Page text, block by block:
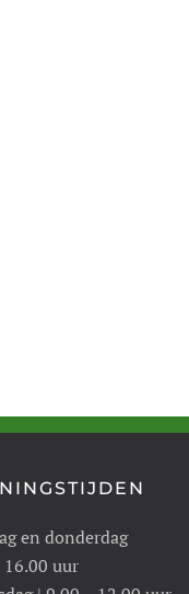
en donderdag
16.00 uur